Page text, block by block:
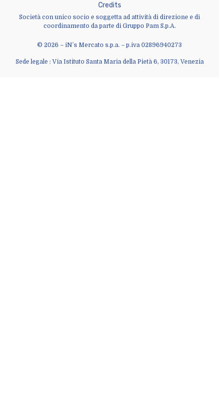
© 2026 – iN’s Mercato s.p.a. – p.iva 02896940273
Sede legale : Via Istituto Santa Maria della Pietà 6, 30173, Venezia
Credits
Società con unico socio e soggetta ad attività di direzione e di
coordinamento da parte di Gruppo Pam S.p.A.